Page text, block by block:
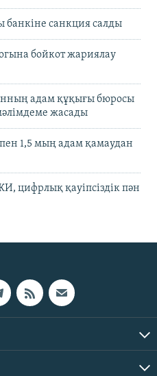
банкіне санкция салды
бойкот жариялау
адам құқығы бюросы
жасады
1,5 мың адам қамаудан
цифрлық қауіпсіздік пән